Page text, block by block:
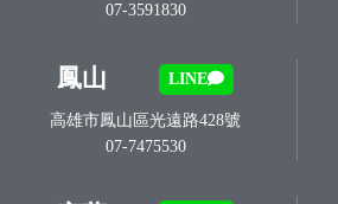
07-3591830
鳳山 LINE
高雄市鳳山區光遠路428號
07-7475530